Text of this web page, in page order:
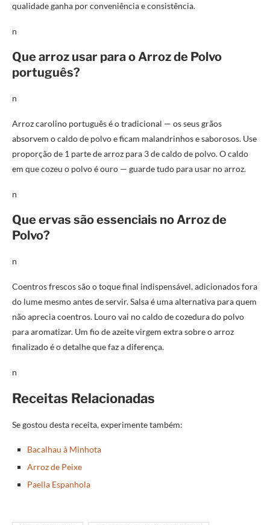
qualidade ganha por conveniência e consistência.
n
Que arroz usar para o Arroz de Polvo
português?
n
Arroz carolino português é o tradicional — os seus grãos
absorvem o caldo de polvo e ficam malandrinhos e saborosos. Use
proporção de 1 parte de arroz para 3 de caldo de polvo. O caldo
em que cozeu o polvo é ouro — guarde tudo para usar no arroz.
n
Que ervas são essenciais no Arroz de
Polvo?
n
Coentros frescos são o toque final indispensável, adicionados fora
do lume mesmo antes de servir. Salsa é uma alternativa para quem
não aprecia coentros. Louro vai no caldo de cozedura do polvo
para aromatizar. Um fio de azeite virgem extra sobre o arroz
finalizado é o detalhe que faz a diferença.
n
Receitas Relacionadas
Se gostou desta receita, experimente também:
Bacalhau à Minhota
Arroz de Peixe
Paella Espanhola